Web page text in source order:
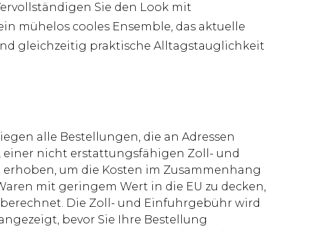
Sie den Look mit
mühelos cooles Ensemble, das aktuelle
gleichzeitig praktische Alltagstauglichkeit
alle Bestellungen, die an Adressen
nicht erstattungsfähigen Zoll- und
um die Kosten im Zusammenhang
mit geringem Wert in die EU zu decken,
Die Zoll- und Einfuhrgebühr wird
bevor Sie Ihre Bestellung